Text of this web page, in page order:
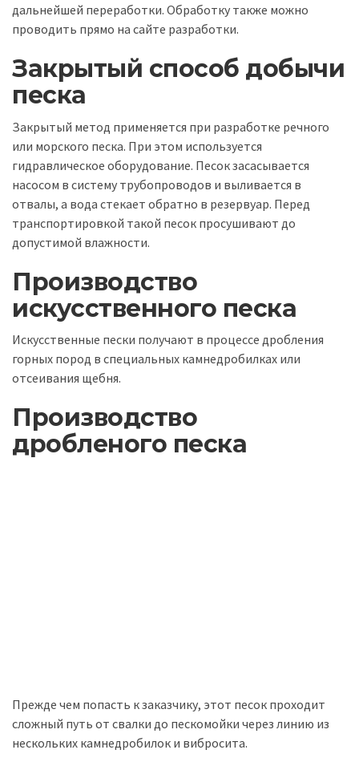
дальнейшей переработки. Обработку также можно
проводить прямо на сайте разработки.
Закрытый способ добычи
песка
Закрытый метод применяется при разработке речного
или морского песка. При этом используется
гидравлическое оборудование. Песок засасывается
насосом в систему трубопроводов и выливается в
отвалы, а вода стекает обратно в резервуар. Перед
транспортировкой такой песок просушивают до
допустимой влажности.
Производство
искусственного песка
Искусственные пески получают в процессе дробления
горных пород в специальных камнедробилках или
отсеивания щебня.
Производство
дробленого песка
Прежде чем попасть к заказчику, этот песок проходит
сложный путь от свалки до пескомойки через линию из
нескольких камнедробилок и вибросита.